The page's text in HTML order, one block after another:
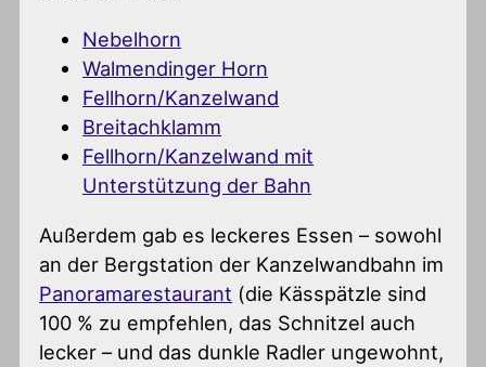
Nebelhorn
Walmendinger Horn
Fellhorn/Kanzelwand
Breitachklamm
Fellhorn/Kanzelwand mit
Unterstützung der Bahn
Außerdem gab es leckeres Essen – sowohl
an der Bergstation der Kanzelwandbahn im
Panoramarestaurant (die Kässpätzle sind
100 % zu empfehlen, das Schnitzel auch
lecker – und das dunkle Radler ungewohnt,